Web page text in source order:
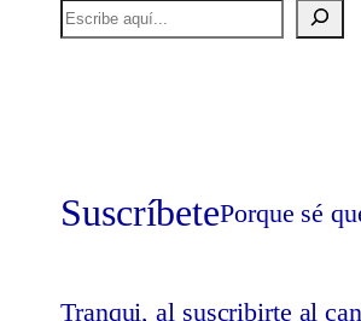
Buscar
SuscríbetePorque sé
Tranqui, al suscribirte al